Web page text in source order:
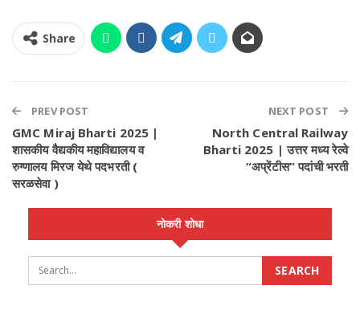
Share
PREV POST
GMC Miraj Bharti 2025 |
शासकीय वैद्यकीय महाविद्यालय व
रुग्णालय मिरज येथे पदभरती (
सरळसेवा )
NEXT POST
North Central Railway
Bharti 2025 | उत्तर मध्य रेल्वे
“अप्रेंटीस” पदांची भरती
नोकरी शोधा